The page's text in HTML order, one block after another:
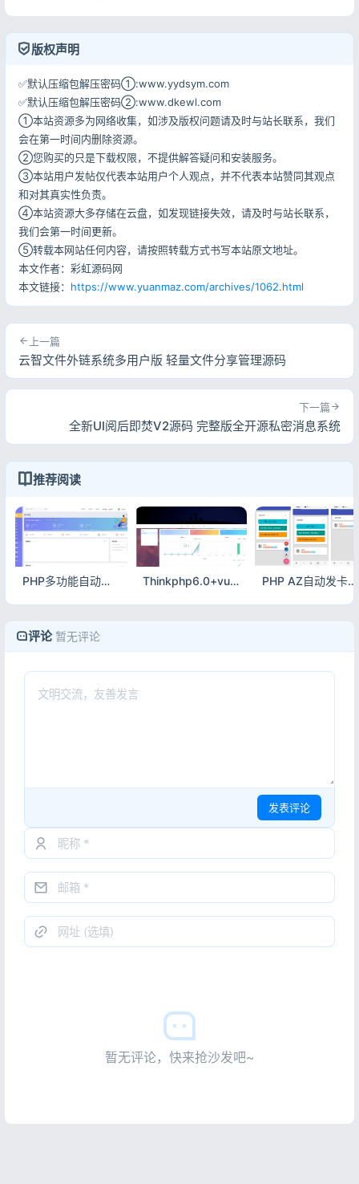
版权声明
✅默认压缩包解压密码①:www.yydsym.com
✅默认压缩包解压密码②:www.dkewl.com
①本站资源多为网络收集，如涉及版权问题请及时与站长联系，我们
会在第一时间内删除资源。
②您购买的只是下载权限，不提供解答疑问和安装服务。
③本站用户发帖仅代表本站用户个人观点，并不代表本站赞同其观点
和对其真实性负责。
④本站资源大多存储在云盘，如发现链接失效，请及时与站长联系，
我们会第一时间更新。
⑤转载本网站任何内容，请按照转载方式书写本站原文地址。
本文作者：彩虹源码网
本文链接： https://www.yuanmaz.com/archives/1062.html
上一篇
云智文件外链系统多用户版 轻量文件分享管理源码
下一篇
全新UI阅后即焚V2源码 完整版全开源私密消息系统
推荐阅读
PHP多功能自动发卡平台源码 手机端适配含多套商户模板 Thinkphp6.0+vue个人虚拟物品发卡网站源码 前后端分离版 PHP AZ自动发卡网站系统源码 全开源虚拟卡密交易平台
评论 暂无评论
发表评论
暂无评论，快来抢沙发吧~